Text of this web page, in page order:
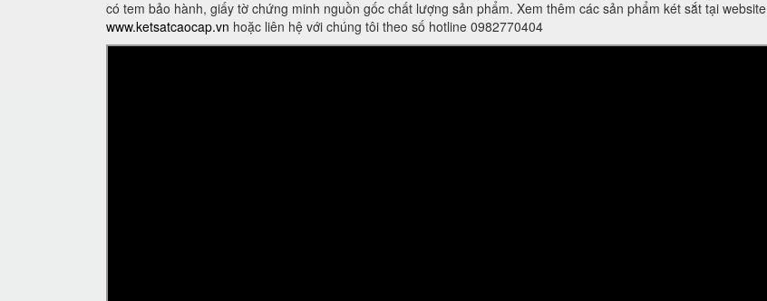
có tem bảo hành, giấy tờ chứng minh nguồn gốc chất lượng sản phẩm. Xem thêm các sản phẩm két sắt tại website
www.ketsatcaocap.vn hoặc liên hệ với chúng tôi theo số hotline 0982770404